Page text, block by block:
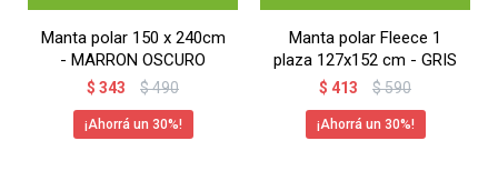
Manta polar 150 x 240cm
- MARRON OSCURO
$ 343 $490
30
Manta polar Fleece 1
plaza 127x152 cm - GRIS
$ 413 $590
30